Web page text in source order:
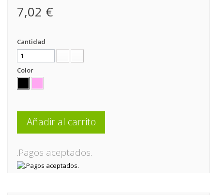
7,02 €
Cantidad
Color
Añadir al carrito
.Pagos aceptados.